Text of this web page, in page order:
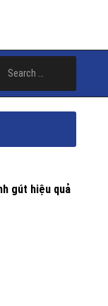
gút hiệu quả